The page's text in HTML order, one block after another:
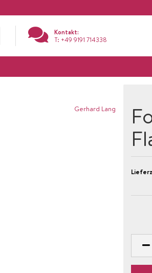
Kontakt:
T: +49 9191 714338
Gerhard Lang